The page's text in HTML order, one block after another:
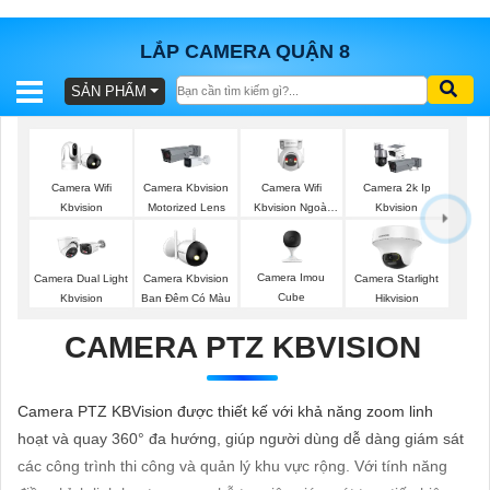
LẮP CAMERA QUẬN 8
BÁO
TRỌN
GÓI
SẢN
TƯ
VẤN
LẮP
SẢN PHẨM
Camera Wifi
Kbvision
Camera Kbvision
Motorized Lens
Camera Wifi
Kbvision Ngoài
Camera 2k Ip
Kbvision
Camera Dual Light
Kbvision
Camera Kbvision
Ban Đêm Có Màu
Camera Imou
Cube
Camera Starlight
Hikvision
CAMERA PTZ KBVISION
Camera PTZ KBVision được thiết kế với khả năng zoom linh
hoạt và quay 360° đa hướng, giúp người dùng dễ dàng giám sát
các công trình thi công và quản lý khu vực rộng. Với tính năng